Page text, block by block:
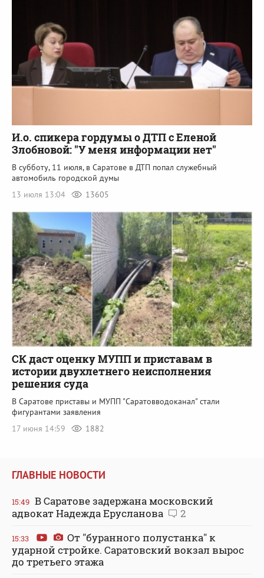
И.о. спикера гордумы о ДТП с Еленой
Злобновой: "У меня информации нет"
В субботу, 11 июля, в Саратове в ДТП попал служебный
автомобиль городской думы
13 июля 13:04
13605
СК даст оценку МУПП и приставам в
истории двухлетнего неисполнения
решения суда
В Саратове приставы и МУПП "Саратовводоканал" стали
фигурантами заявления
17 июня 14:59
1882
ГЛАВНЫЕ НОВОСТИ
15:49 В Саратове задержана московский
адвокат Надежда Ерусланова
2
15:33
От "буранного полустанка" к
ударной стройке. Саратовский вокзал вырос
до третьего этажа